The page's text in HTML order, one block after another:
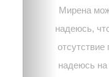
Мирена
надеюсь,
отсутствие
надеюсь на